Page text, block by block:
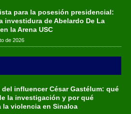
para la posesión presidencial:
investidura de Abelardo De La
la Arena USC
de 2026
del influencer César Gastélum: qué
la investigación y por qué
la violencia en Sinaloa